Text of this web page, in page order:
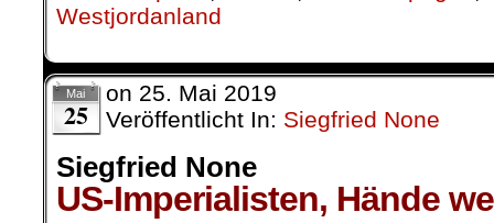
Westjordanland
Mai
25
on 25. Mai 2019
Veröffentlicht In: Siegfried None
Siegfried None
US-Imperialisten, Hände